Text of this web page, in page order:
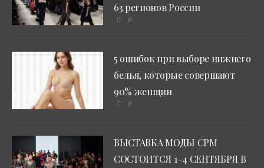
63 регионов России
0
5 ошибок при выборе нижнего
белья, которые совершают
90% женщин
0
ВЫСТАВКА МОДЫ CPM
СОСТОИТСЯ 1–4 СЕНТЯБРЯ В